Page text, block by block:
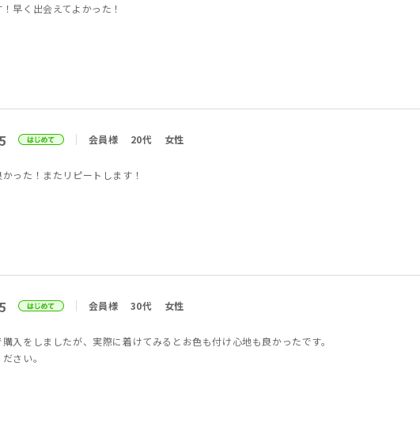
早く出会えてよかった！
5 会員様 20代 女性
った！またリピートします！
5 会員様 30代 女性
入をしましたが、実際に着けてみるとお色も付け心地も良かったです。
さい。